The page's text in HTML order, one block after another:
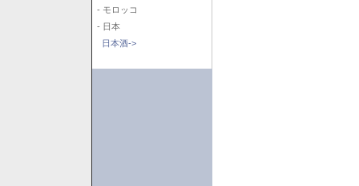
- モロッコ
- 日本
日本酒->